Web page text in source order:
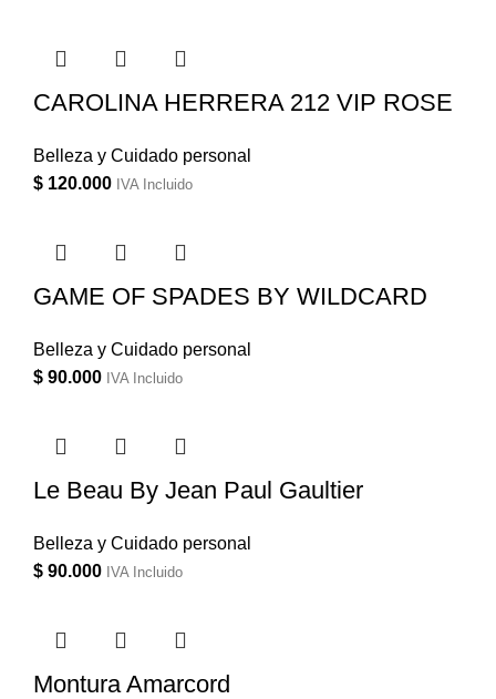
CAROLINA HERRERA 212 VIP ROSE
Belleza y Cuidado personal
$ 120.000 IVA Incluido
GAME OF SPADES BY WILDCARD
Belleza y Cuidado personal
$ 90.000 IVA Incluido
Le Beau By Jean Paul Gaultier
Belleza y Cuidado personal
$ 90.000 IVA Incluido
Montura Amarcord